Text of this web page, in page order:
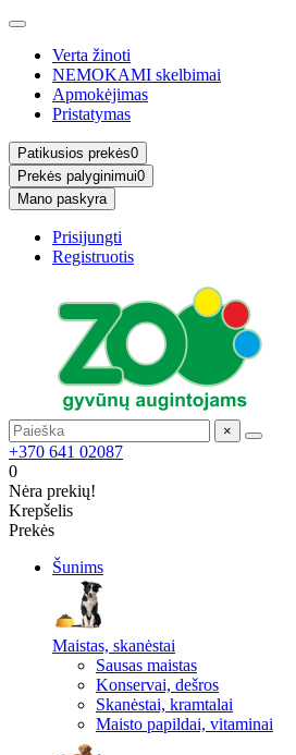
Verta žinoti
NEMOKAMI skelbimai
Apmokėjimas
Pristatymas
Patikusios prekės0
Prekės palyginimui0
Mano paskyra
Prisijungti
Registruotis
×
+370 641 02087
0
Nėra prekių!
Krepšelis
Prekės
Šunims
Maistas, skanėstai
Sausas maistas
Konservai, dešros
Skanėstai, kramtalai
Maisto papildai, vitaminai